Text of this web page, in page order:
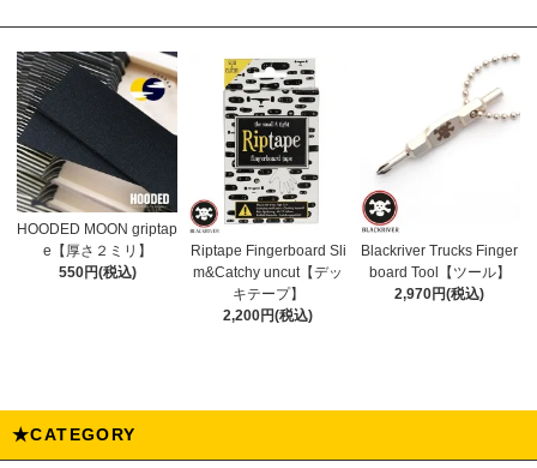
HOODED MOON griptap
e【厚さ２ミリ】
550円(税込)
Riptape Fingerboard Sli
m&Catchy uncut【デッ
キテープ】
2,200円(税込)
Blackriver Trucks Finger
board Tool【ツール】
2,970円(税込)
★CATEGORY